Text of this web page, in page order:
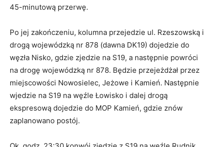
45-minutową przerwę.
Po jej zakończeniu, kolumna przejedzie ul. Rzeszowską i
drogą wojewódzką nr 878 (dawna DK19) dojedzie do
węzła Nisko, gdzie zjedzie na S19, a następnie powróci
na drogę wojewódzką nr 878. Będzie przejeżdżał przez
miejscowości Nowosielec, Jeżowe i Kamień. Następnie
wjedzie na S19 na węźle Łowisko i dalej drogą
ekspresową dojedzie do MOP Kamień, gdzie znów
zaplanowano postój.